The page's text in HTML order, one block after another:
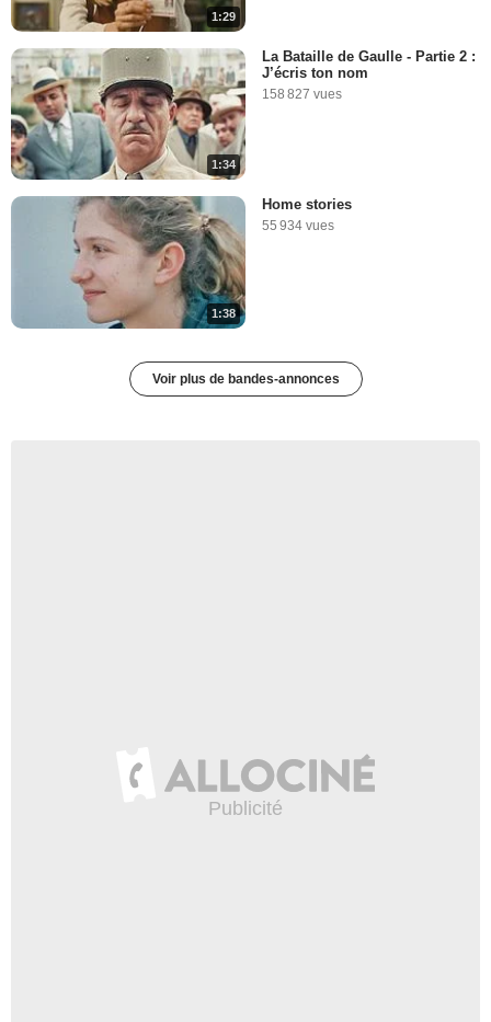
1:29
1:34
La Bataille de Gaulle - Partie 2 :
J’écris ton nom
158 827 vues
1:38
Home stories
55 934 vues
Voir plus de bandes-annonces